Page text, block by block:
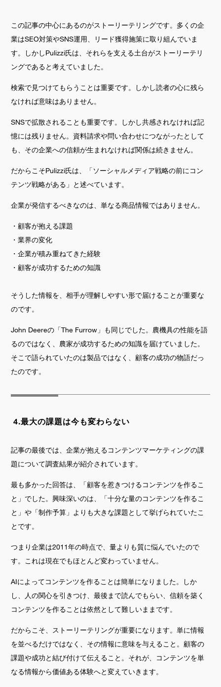
この記事の中心にあるのがストーリーテリングです。多くの企
業はSEO対策やSNS運用、リード獲得施策に取り組んでいま
す。しかしPulizzi氏は、それらを支える土台がストーリーテリ
ングであると考えていました。
検索で見つけてもらうことは重要です。しかし読者の心に残ら
なければ意味はありません。
SNSで拡散されることも重要です。しかし共感されなければ記
憶には残りません。資料請求や問い合わせにつながったとして
も、その企業への信頼が生まれなければ関係は続きません。
だからこそPulizzi氏は、「ソーシャルメディア戦略の前にコン
テンツ戦略がある」と述べています。
企業が発信するべきなのは、単なる商品情報ではありません。
・顧客が抱える課題
・業界の変化
・企業が積み重ねてきた経験
・顧客が成功するための知識
そうした情報を、相手が理解しやすい形で届けることが重要な
のです。
John Deereの「The Furrow」も同じでした。農機具の性能を語
るのではなく、農家が成功するための知識を届けていました。
そこで語られていたのは製品ではなく、顧客の成功の物語だっ
たのです。
4.最大の課題は今も変わらない
記事の最後では、企業が抱えるコンテンツマーケティングの課
題について調査結果が紹介されています。
最も多かった回答は、「顧客を惹きつけるコンテンツを作るこ
と」でした。興味深いのは、「十分な量のコンテンツを作るこ
と」や「制作予算」よりも大きな課題として挙げられていたこ
とです。
つまり企業は2011年の時点で、量よりも質に悩んでいたので
す。これは現在でもほとんど変わっていません。
AIによってコンテンツを作ることは簡単になりました。しか
し、人の関心を引きつけ、最後まで読んでもらい、信頼を築く
コンテンツを作ることは依然として難しいままです。
だからこそ、ストーリーテリングが重要になります。単に情報
を並べるだけではなく、その情報に意味を与えること。顧客の
課題や成功と結び付けて伝えること。それが、コンテンツを単
なる情報から価値ある体験へと変えていきます。